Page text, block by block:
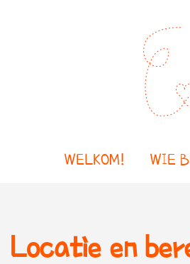
WELKOM! WIE
Locatie en